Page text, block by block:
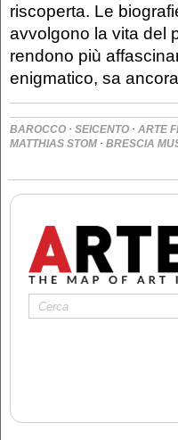
riscoperta. Le
avvolgono la vita del
rendono più
enigmatico, sa
BAROCCO · SEICENTO · ARTE
MATTHIAS STOM · BRESCIA